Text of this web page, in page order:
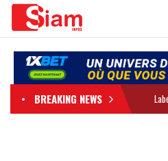
BREAKING NEWS